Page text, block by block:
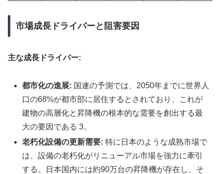
市場成長ドライバーと阻害要因
主な成長ドライバー:
都市化の進展: 国連の予測では、2050年までに世界人
口の68%が都市部に居住するとされており、これが
建物の高層化と昇降機の根本的な需要を創出する最
大の要因である 3。
老朽化設備の更新需要: 特に日本のような成熟市場で
は、設備の老朽化がリニューアル市場を強力に牽引
する。日本国内には約90万台の昇降機が存在し、そ